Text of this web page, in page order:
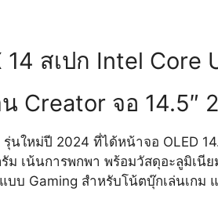
สเปก Intel Core
Creator จอ 14.5″
นใหม่ปี 2024 ที่ได้หน้าจอ OLED
รัม เน้นการพกพา พร้อมวัสดุอะลูมิเ
บบ Gaming สำหรับโน้ตบุ๊กเล่นเก